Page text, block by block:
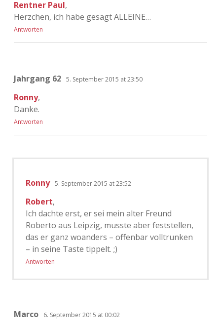
Rentner Paul,
Herzchen, ich habe gesagt ALLEINE…
Antworten
Jahrgang 62 5. September 2015 at 23:50
Ronny,
Danke.
Antworten
Ronny 5. September 2015 at 23:52
Robert,
Ich dachte erst, er sei mein alter Freund
Roberto aus Leipzig, musste aber feststellen,
das er ganz woanders – offenbar volltrunken
– in seine Taste tippelt. ;)
Antworten
Marco 6. September 2015 at 00:02